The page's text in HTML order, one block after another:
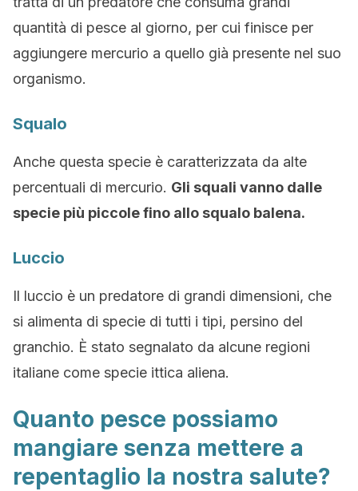
quantità di pesce al giorno, per cui finisce per
aggiungere mercurio a quello già presente nel suo
organismo.
Squalo
Anche questa specie è caratterizzata da alte
percentuali di mercurio. Gli squali vanno dalle
specie più piccole fino allo squalo balena.
Luccio
Il luccio è un predatore di grandi dimensioni, che
si alimenta di specie di tutti i tipi, persino del
granchio. È stato segnalato da alcune regioni
italiane come specie ittica aliena.
Quanto pesce possiamo
mangiare senza mettere a
repentaglio la nostra salute?